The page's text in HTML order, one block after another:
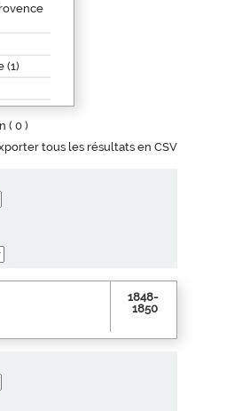
(1)
( 0 )
tous les résultats en CSV
1848-
1850